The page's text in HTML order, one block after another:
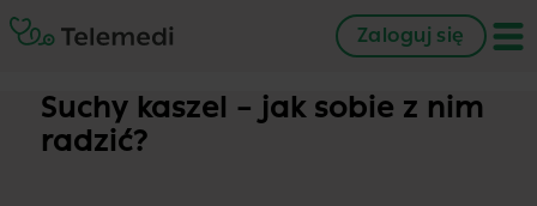
Zaloguj się
Suchy kaszel – jak sobie z nim
radzić?